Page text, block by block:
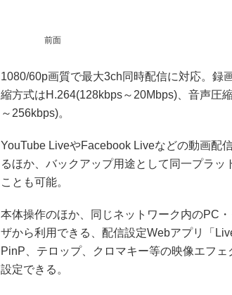
前面
1080/60p画質で最大3ch同時配信に対応。録
縮方式はH.264(128kbps～20Mbps)、音声圧
～256kbps)。
YouTube LiveやFacebook Liveなどの動画配
るほか、バックアップ用途として同一プラッ
ことも可能。
本体操作のほか、同じネットワーク内のPC
ザから利用できる、配信設定Webアプリ「
PinP、テロップ、クロマキー等の映像エフ
設定できる。